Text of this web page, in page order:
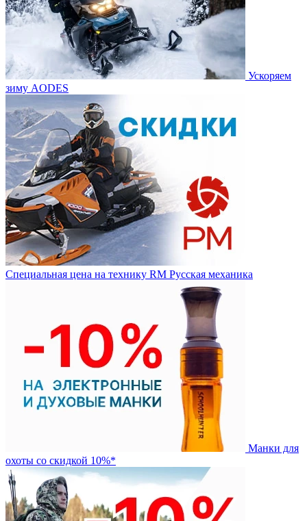
Ускоряем
зиму AODES
Специальная цена на технику RM Русская механика
Манки для
охоты со скидкой 10%*